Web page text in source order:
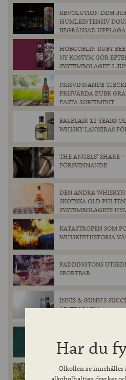
REVOLUTION DDH
HUMLEINTENSIV
BEGRÄNSAD
HOBGOBLIN RUBY
NY KOSTYM GÖR
SYSTEMBOLAGET 2
PRISVINNANDE
PRISVÄRDA ZUBR
FASTA SORTIMENT.
BALBLAIR 12 YEARS
WHISKY LANSERAS
THE ANGELS’ SHARE
FÖRSVINNANDE
DEN ANDRA WHISKYN
SKOTSKA OLD
SYSTEMBOLAGETS
KATASTROFEN SOM
WHISKEYHISTORIA
PADDINGTONS
SPORTBAR
INNIS & GUNN’S
ÄR TILLBAKA!
CHIMAY GRÖN
SYSTEMBOLAGET.
MAGNERS ORIGINAL
Har du
Olkollen.se